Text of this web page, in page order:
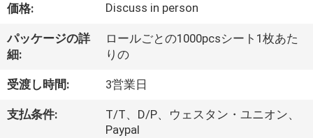
に
つ
い
て
価格: Discuss in person
パッケージの詳
細:
ロールごとの1000pcsシート1枚あた
りの
受渡し時間: 3営業日
支払条件:
T/T、D/P、ウェスタン・ユニオン、
Paypal